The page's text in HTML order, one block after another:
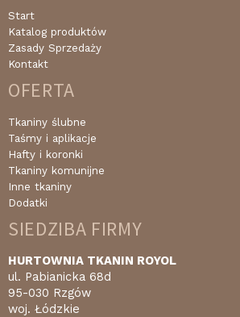
Start
Katalog produktów
Zasady Sprzedaży
Kontakt
OFERTA
Tkaniny ślubne
Taśmy i aplikacje
Hafty i koronki
Tkaniny komunijne
Inne tkaniny
Dodatki
SIEDZIBA FIRMY
HURTOWNIA TKANIN ROYOL
ul. Pabianicka 68d
95-030 Rzgów
woj. Łódzkie